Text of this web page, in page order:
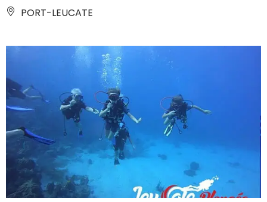
PORT-LEUCATE